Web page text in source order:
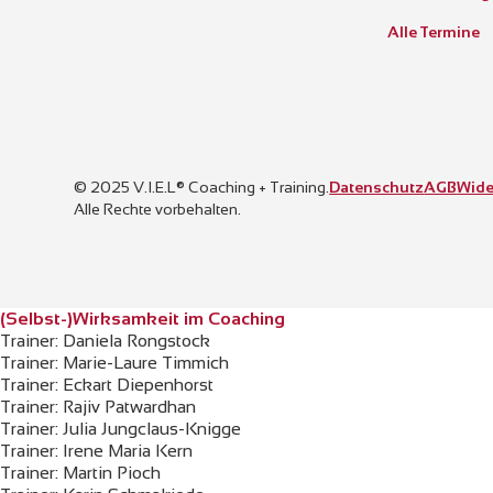
Alle Termine
© 2025 V.I.E.L® Coaching + Training.
Alle Rechte vorbehalten.
DatenschutzAGB
(Selbst-)Wirksamkeit im Coaching
Trainer: Daniela Rongstock
Trainer: Marie-Laure Timmich
Trainer: Eckart Diepenhorst
Trainer: Rajiv Patwardhan
Trainer: Julia Jungclaus-Knigge
Trainer: Irene Maria Kern
Trainer: Martin Pioch